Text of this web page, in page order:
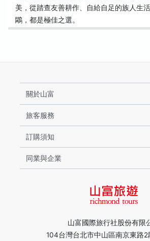
美，從踏查友善耕作、自給自足的族人生
鷴，都是極佳之選。
山富國際旅行社股份有限
104台灣台北市中山區南京東路
關於山富
旅客服務
訂購須知
同業與企業